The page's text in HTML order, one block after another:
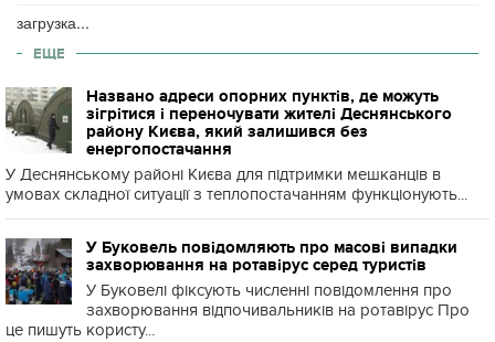
загрузка...
ЕЩЕ
Названо адреси опорних пунктів, де можуть
зігрітися і переночувати жителі Деснянського
району Києва, який залишився без
енергопостачання
У Деснянському районі Києва для підтримки мешканців в
умовах складної ситуації з теплопостачанням функціонують...
У Буковель повідомляють про масові випадки
захворювання на ротавірус серед туристів
У Буковелі фіксують численні повідомлення про
захворювання відпочивальників на ротавірус Про
це пишуть користу...